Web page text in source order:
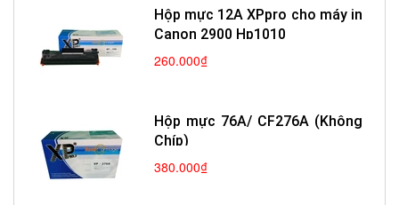
Hộp mực 12A XPpro cho máy in
Canon 2900 Hp1010
260.000₫
Hộp mực 76A/ CF276A (Không
Chíp)
380.000₫